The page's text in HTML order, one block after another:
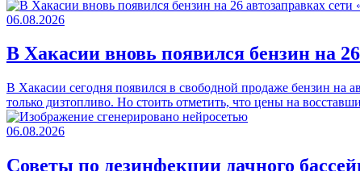
06.08.2026
В Хакасии вновь появился бензин на
В Хакасии сегодня появился в свободной продаже бензин на
только дизтопливо. Но стоить отметить, что цены на
06.08.2026
Советы по дезинфекции дачного